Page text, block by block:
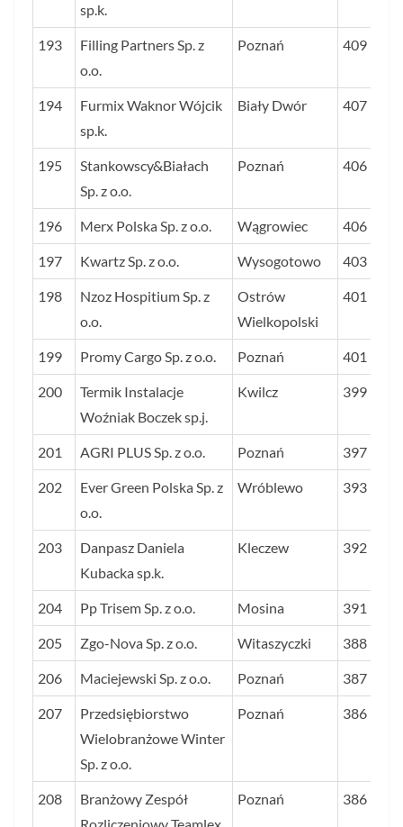
sp.k.
193
Filling Partners Sp. z
o.o.
Poznań 409
194
Furmix Waknor Wójcik
sp.k.
Biały Dwór 407
195
Stankowscy&Białach
Sp. z o.o.
Poznań 406
196 Merx Polska Sp. z o.o. Wągrowiec 406
197 Kwartz Sp. z o.o. Wysogotowo 403
198
Nzoz Hospitium Sp. z
o.o.
Ostrów
Wielkopolski
401
199 Promy Cargo Sp. z o.o. Poznań 401
200
Termik Instalacje
Woźniak Boczek sp.j.
Kwilcz 399
201 AGRI PLUS Sp. z o.o. Poznań 397
202
Ever Green Polska Sp. z
o.o.
Wróblewo 393
203
Danpasz Daniela
Kubacka sp.k.
Kleczew 392
204 Pp Trisem Sp. z o.o. Mosina 391
205 Zgo-Nova Sp. z o.o. Witaszyczki 388
206 Maciejewski Sp. z o.o. Poznań 387
207
Przedsiębiorstwo
Wielobranżowe Winter
Sp. z o.o.
Poznań 386
208
Branżowy Zespół
Poznań 386